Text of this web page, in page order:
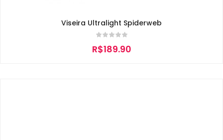
Viseira Ultralight Spiderweb
R$189.90